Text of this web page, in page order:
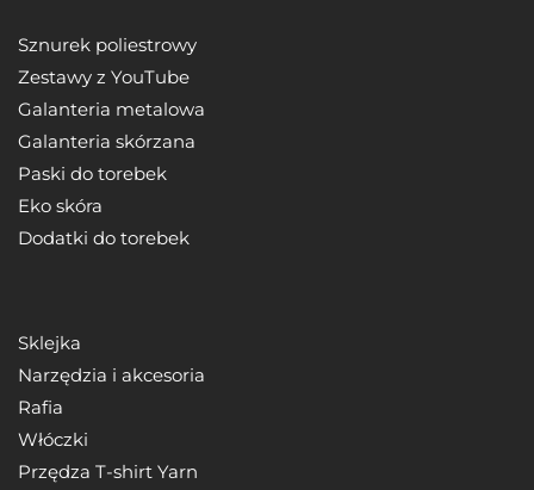
Sznurek poliestrowy
Zestawy z YouTube
Galanteria metalowa
Galanteria skórzana
Paski do torebek
Eko skóra
Dodatki do torebek
Sklejka
Narzędzia i akcesoria
Rafia
Włóczki
Przędza T-shirt Yarn